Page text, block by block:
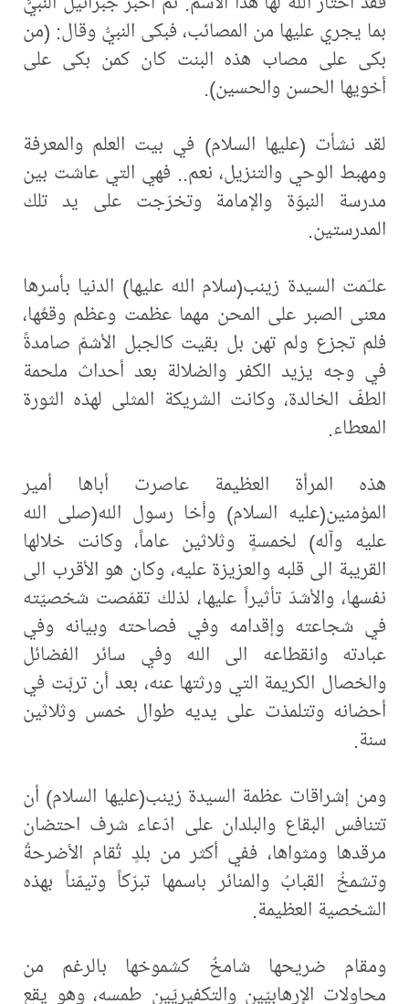
بما يجري عليها من المصائب، فبكى النبيُّ وقال: (من
بكى على مصاب هذه البنت كان كمن بكى على
أخويها الحسن والحسين).
لقد نشأت (عليها السلام) في بيت العلم والمعرفة
ومهبط الوحي والتنزيل، نعم.. فهي التي عاشت بين
مدرسة النبوّة والإمامة وتخرّجت على يد تلك
المدرستين.
علـّمت السيدة زينب(سلام الله عليها) الدنيا بأسرها
معنى الصبر على المحن مهما عظمت وعظم وقعُها،
فلم تجزع ولم تهن بل بقيت كالجبل الأشمّ صامدةً
في وجه يزيد الكفر والضلالة بعد أحداث ملحمة
الطفّ الخالدة، وكانت الشريكة المثلى لهذه الثورة
المعطاء.
هذه المرأة العظيمة عاصرت أباها أمير
المؤمنين(عليه السلام) وأخا رسول الله(صلى الله
عليه وآله) لخمسةٍ وثلاثين عاماً، وكانت خلالها
القريبة الى قلبه والعزيزة عليه، وكان هو الأقرب الى
نفسها، والأشدّ تأثيراً عليها، لذلك تقمّصت شخصيّته
في شجاعته وإقدامه وفي فصاحته وبيانه وفي
عبادته وانقطاعه الى الله وفي سائر الفضائل
والخصال الكريمة التي ورثتها عنه، بعد أن تربّت في
أحضانه وتتلمذت على يديه طوال خمس وثلاثين
سنة.
ومن إشراقات عظمة السيدة زينب(عليها السلام) أن
تتنافس البقاع والبلدان على ادّعاء شرف احتضان
مرقدها ومثواها، ففي أكثر من بلدٍ تُقام الأضرحةُ
وتشمخُ القبابُ والمنائر باسمها تبرّكاً وتيمّناً بهذه
الشخصية العظيمة.
ومقام ضريحها شامخٌ كشموخها بالرغم من
محاولات الإرهابيّين والتكفيريّين طمسه، وهو يقع